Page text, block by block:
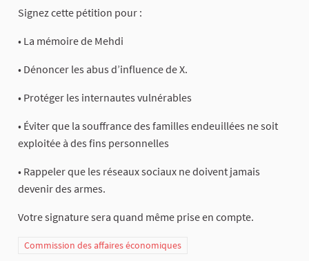
Signez cette pétition pour :
• La mémoire de Mehdi
• Dénoncer les abus d’influence de X.
• Protéger les internautes vulnérables
• Éviter que la souffrance des familles endeuillées ne soit
exploitée à des fins personnelles
• Rappeler que les réseaux sociaux ne doivent jamais
devenir des armes.
Votre signature sera quand même prise en compte.
Commission des affaires économiques